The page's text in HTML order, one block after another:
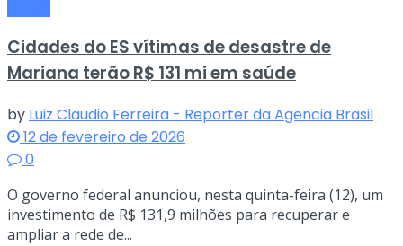
Cidades do ES vítimas de desastre de
Mariana terão R$ 131 mi em saúde
by Luiz Claudio Ferreira - Reporter da Agencia Brasil
12 de fevereiro de 2026
0
O governo federal anunciou, nesta quinta-feira (12), um
investimento de R$ 131,9 milhões para recuperar e
ampliar a rede de...